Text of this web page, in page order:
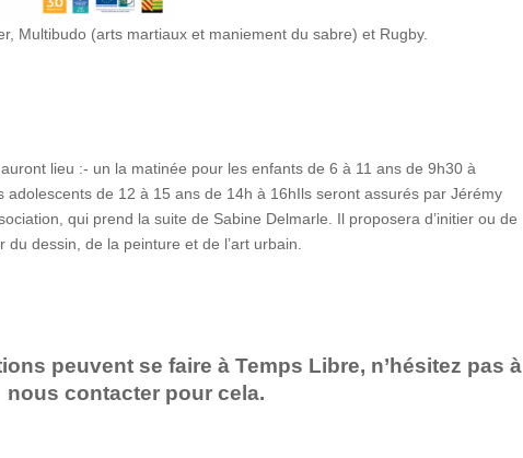
Multibudo (arts martiaux et maniement du sabre) et Rugby.
lieu :- un la matinée pour les enfants de 6 à 11 ans de 9h30 à
adolescents de 12 à 15 ans de 14h à 16hIls seront assurés par Jérémy
qui prend la suite de Sabine Delmarle. Il proposera d’initier ou de
dessin, de la peinture et de l’art urbain.
peuvent se faire à Temps Libre, n’hésitez pas à
nous contacter pour cela.